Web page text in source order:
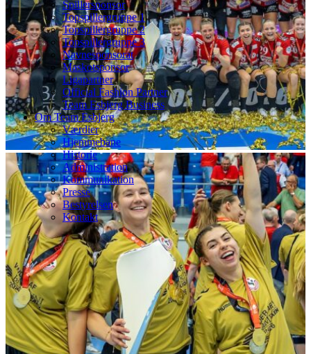
Spillersponsor
Topspillergruppe 1
Topspillergruppe 2
Topspillergruppe 3
Navnesponsorat
Maskotsponsor
Ligapartner
Official Fashion Partner
Team Esbjerg Business
Om Team Esbjerg
Værdier
Hjemmebane
Historie
Administration
Kommunikation
Presse
Bestyrelsen
Kontakt